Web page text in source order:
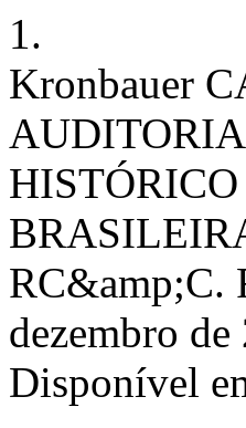
1.
Kronbauer
RC&amp;C.
dezembro
Disponível